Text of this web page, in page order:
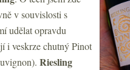
v souvislosti s
udělat opravdu
i veskrze chutný Pinot
Riesling